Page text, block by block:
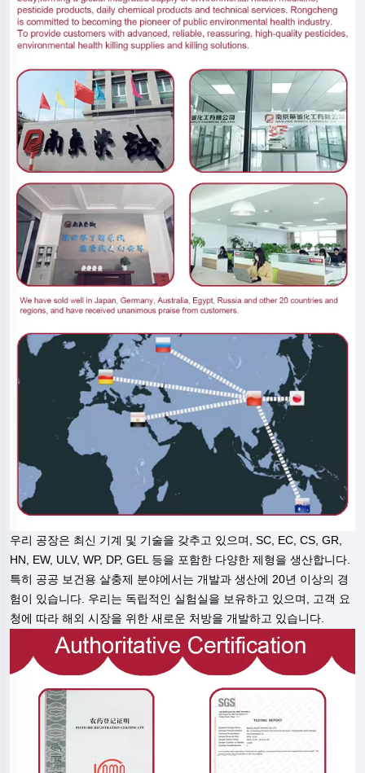
우리 공장은 최신 기계 및 기술을 갖추고 있으며, SC, EC, CS, GR,
HN, EW, ULV, WP, DP, GEL 등을 포함한 다양한 제형을 생산합니다.
특히 공공 보건용 살충제 분야에서는 개발과 생산에 20년 이상의 경
험이 있습니다. 우리는 독립적인 실험실을 보유하고 있으며, 고객 요
청에 따라 해외 시장을 위한 새로운 처방을 개발하고 있습니다.